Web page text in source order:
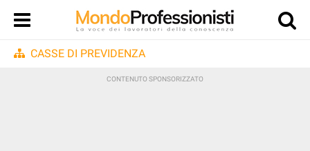
CASSE DI PREVIDENZA